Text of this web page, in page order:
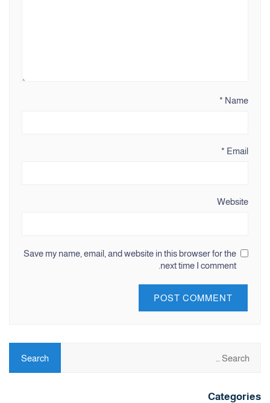
Name
*
Email
*
Website
Save my name, email, and website in this browser for the
next time I comment.
Categories